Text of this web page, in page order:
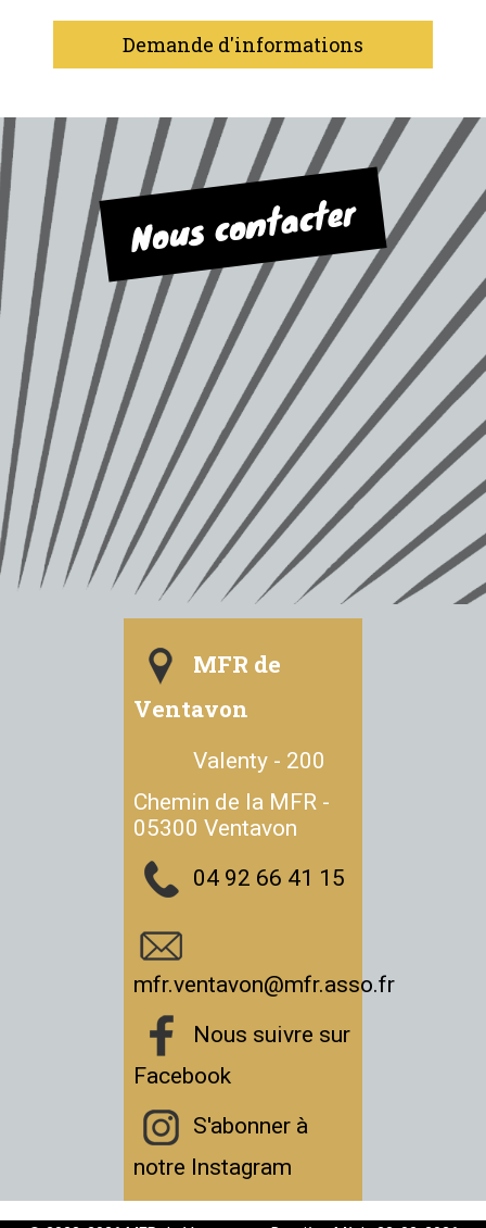
Demande d'informations
Nous contacter
MFR de
Ventavon
Valenty - 200
Chemin de la MFR -
05300 Ventavon
04 92 66 41 15
mfr.ventavon@mfr.asso.fr
Nous suivre sur
Facebook
S'abonner à
notre Instagram